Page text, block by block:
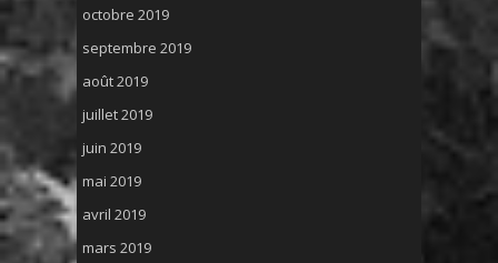
octobre 2019
septembre 2019
août 2019
juillet 2019
juin 2019
mai 2019
avril 2019
mars 2019